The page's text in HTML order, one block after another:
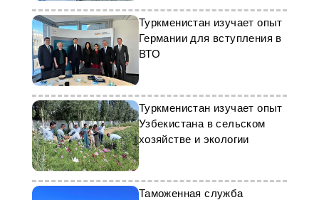
Туркменистан изучает опыт
Германии для вступления в
ВТО
Туркменистан изучает опыт
Узбекистана в сельском
хозяйстве и экологии
Таможенная служба